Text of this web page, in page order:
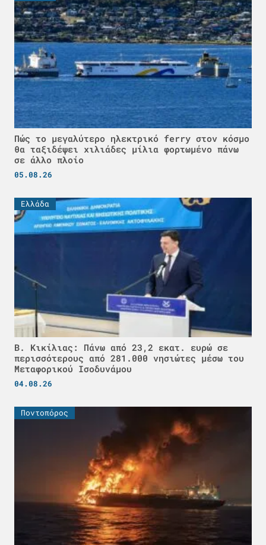
Πώς το μεγαλύτερο ηλεκτρικό ferry στον κόσμο
θα ταξιδέψει χιλιάδες μίλια φορτωμένο πάνω
σε άλλο πλοίο
05.08.26
Ελλάδα
Β. Κικίλιας: Πάνω από 23,2 εκατ. ευρώ σε
περισσότερους από 281.000 νησιώτες μέσω του
Μεταφορικού Ισοδυνάμου
04.08.26
Ποντοπόρος